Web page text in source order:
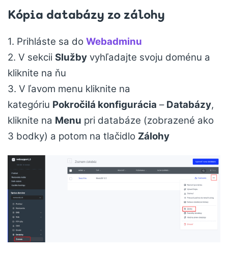
Kópia databázy zo zálohy
1. Prihláste sa do Webadminu
2. V sekcii Služby vyhľadajte svoju doménu a
kliknite na ňu
3. V ľavom menu kliknite na
kategóriu Pokročilá konfigurácia – Databázy,
kliknite na Menu pri databáze (zobrazené ako
3 bodky) a potom na tlačidlo Zálohy